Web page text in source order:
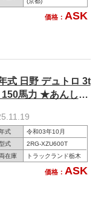
価格： ASK
式 日野 デュトロ 3t
150馬力 ★あんしん
式
令和03年10月
式
2RG-XZU600T
在庫
トラックランド栃木
価格： ASK